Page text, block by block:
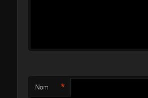
Nom *